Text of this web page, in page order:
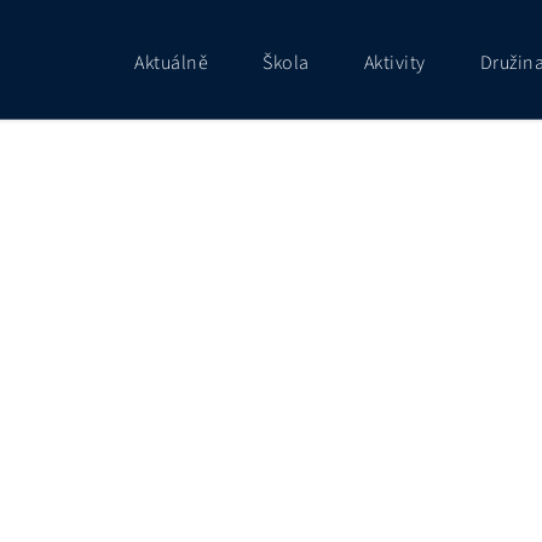
Aktuálně Škola Aktivity Družina